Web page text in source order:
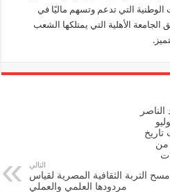
التي تدعم وتسهم ماليًا في
الأهلية التي يمتلكها الشعب
تاريخ
من
التالي
مسح التربة الثقافية المصرية لقياس
مردودها العلمي والعملي